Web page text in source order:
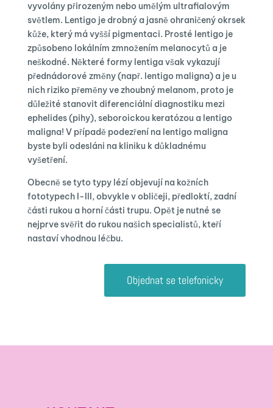
vyvolány přirozeným nebo umělým ultrafialovým
světlem. Lentigo je drobný a jasně ohraničený okrsek
kůže, který má vyšší pigmentaci. Prosté lentigo je
způsobeno lokálním zmnožením melanocytů a je
neškodné. Některé formy lentiga však vykazují
přednádorové změny (např. lentigo maligna) a je u
nich riziko přeměny ve zhoubný melanom, proto je
důležité stanovit diferenciální diagnostiku mezi
ephelides (pihy), seboroickou keratózou a lentigo
maligna! V případě podezření na lentigo maligna
byste byli odesláni na kliniku k důkladnému
vyšetření.
Obecně se tyto typy lézí objevují na kožních
fototypech I-III, obvykle v obličeji, předloktí, zadní
části rukou a horní části trupu. Opět je nutné se
nejprve svěřit do rukou našich specialistů, kteří
nastaví vhodnou léčbu.
Objednat se telefonicky